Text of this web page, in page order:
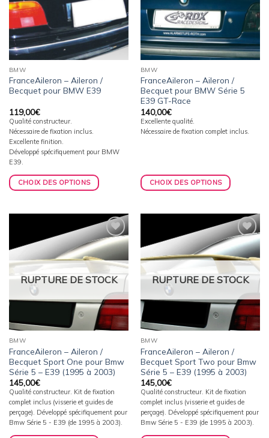
BMW
FranceAileron – Aileron /
Becquet pour BMW E39
119,00€
Qualité constructeur.
Nécessaire de fixation inclus.
Excellente finition.
Développé spécifiquement pour BMW
E39.
CHOIX DES OPTIONS
BMW
FranceAileron – Aileron /
Becquet pour BMW Série 5
E39 GT-Race
140,00€
Excellente qualité.
Nécessaire de fixation complet inclus.
CHOIX DES OPTIONS
Ajouter
à la
wishlist
RUPTURE DE STOCK
BMW
FranceAileron – Aileron /
Becquet Sport One pour Bmw
Série 5 – E39 (1995 à 2003)
145,00€
Qualité constructeur. Kit de fixation
complet inclus (visserie et guides de
perçage). Développé spécifiquement pour
Bmw Série 5 - E39 (de 1995 à 2003).
Ajouter
à la
wishlist
RUPTURE DE STOCK
BMW
FranceAileron – Aileron /
Becquet Sport Two pour Bmw
Série 5 – E39 (1995 à 2003)
145,00€
Qualité constructeur. Kit de fixation
complet inclus (visserie et guides de
perçage). Développé spécifiquement pour
Bmw Série 5 - E39 (de 1995 à 2003).